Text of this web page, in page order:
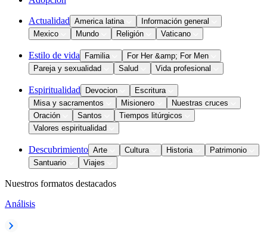
Actualidad America latina
Información general
Mexico
Mundo Religión Vaticano
Estilo de vida Familia
For Her &amp; For Men
Pareja y sexualidad
Salud Vida profesional
Espiritualidad Devocion
Escritura
Misa y sacramentos
Misionero
Nuestras cruces
Oración
Santos
Tiempos litúrgicos
Valores espiritualidad
Descubrimiento Arte Cultura Historia
Patrimonio
Santuario
Viajes
Nuestros formatos destacados
Análisis